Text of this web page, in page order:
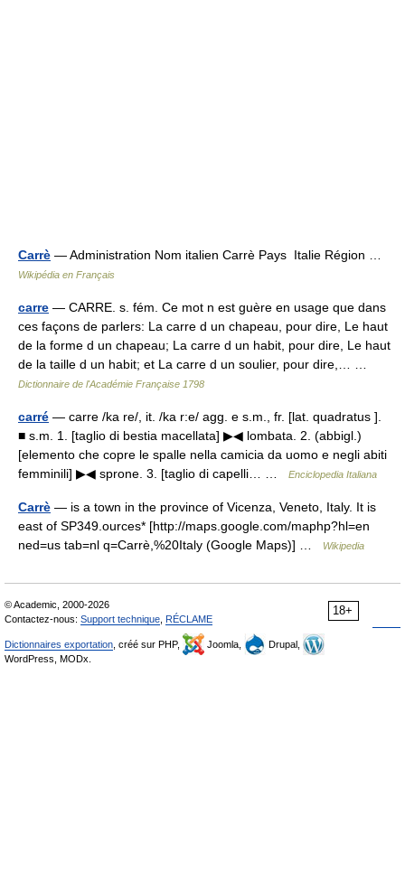
Carrè — Administration Nom italien Carrè Pays Italie Région …
Wikipédia en Français
carre — CARRE. s. fém. Ce mot n est guère en usage que dans
ces façons de parlers: La carre d un chapeau, pour dire, Le haut
de la forme d un chapeau; La carre d un habit, pour dire, Le haut
de la taille d un habit; et La carre d un soulier, pour dire,… …
Dictionnaire de l'Académie Française 1798
carré — carre /ka re/, it. /ka r:e/ agg. e s.m., fr. [lat. quadratus ].
■ s.m. 1. [taglio di bestia macellata] ▶◀ lombata. 2. (abbigl.)
[elemento che copre le spalle nella camicia da uomo e negli abiti
femminili] ▶◀ sprone. 3. [taglio di capelli… …
Enciclopedia Italiana
Carrè — is a town in the province of Vicenza, Veneto, Italy. It is
east of SP349.ources* [http://maps.google.com/maphp?hl=en
ned=us tab=nl q=Carrè,%20Italy (Google Maps)] …
Wikipedia
18+
© Academic, 2000-2026
Contactez-nous: Support technique RÉCLAME
Dictionnaires exportation , créé sur PHP, Joomla,
Drupal,
WordPress, MODx.